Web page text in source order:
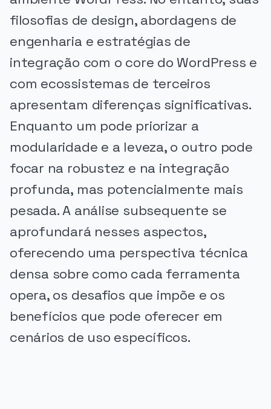
filosofias de design, abordagens de
engenharia e estratégias de
integração com o core do WordPress e
com ecossistemas de terceiros
apresentam diferenças significativas.
Enquanto um pode priorizar a
modularidade e a leveza, o outro pode
focar na robustez e na integração
profunda, mas potencialmente mais
pesada. A análise subsequente se
aprofundará nesses aspectos,
oferecendo uma perspectiva técnica
densa sobre como cada ferramenta
opera, os desafios que impõe e os
benefícios que pode oferecer em
cenários de uso específicos.